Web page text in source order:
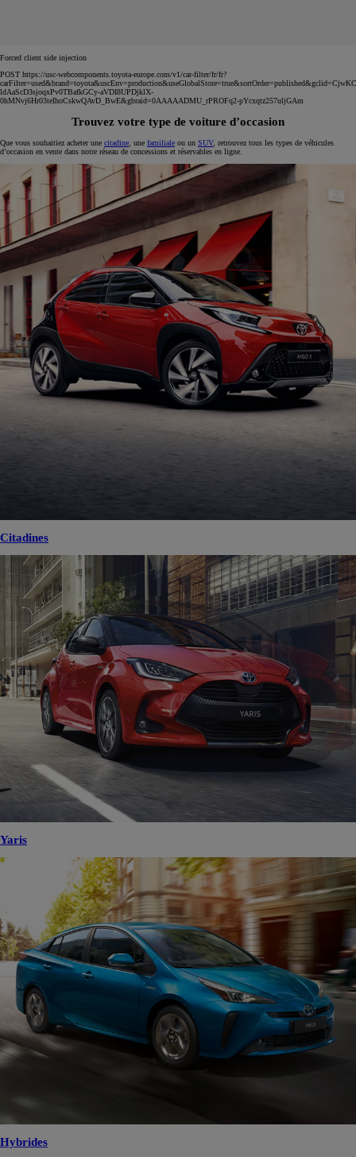
Forced client side injection
POST https://usc-webcomponents.toyota-europe.com/v1/car-filter/fr/fr?
ldAaScD3sjoqxPv0TBafkGCy-aVDI8UPDjklX-
0hMNvj6Hr03teIhoCskwQAvD_BwE&gbraid=0AAAAADMU_rPROFq2-pYcxqtz257uljGAm
Trouvez votre type de voiture d’occasion
Que vous souhaitiez acheter une citadine , une familiale ou un SUV, retrouvez tous les types de véhicules
d’occasion en vente dans notre réseau de concessions et réservables en ligne.
Citadines
Yaris
Hybrides